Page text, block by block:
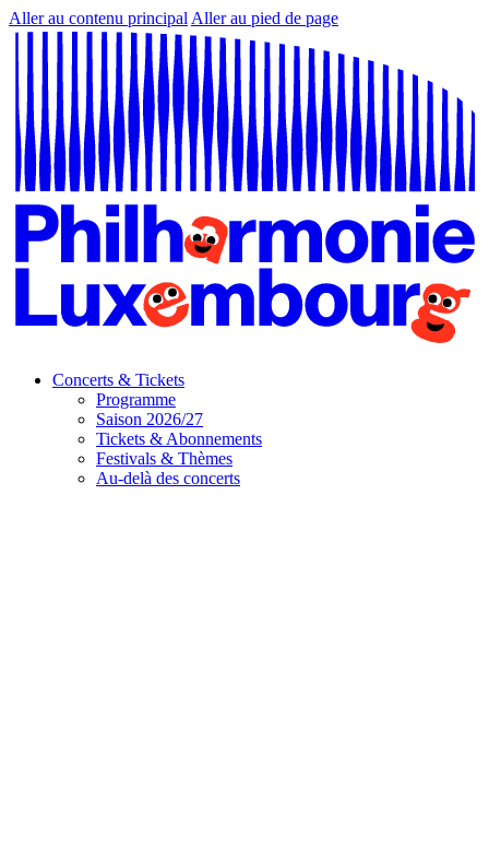
Aller au contenu principal Aller au pied de page
Concerts & Tickets
Programme
Saison 2026/27
Tickets & Abonnements
Festivals & Thèmes
Au-delà des concerts